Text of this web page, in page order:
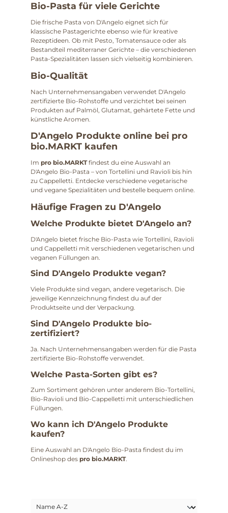
Bio-Pasta für viele Gerichte
Die frische Pasta von D'Angelo eignet sich für
klassische Pastagerichte ebenso wie für kreative
Rezeptideen. Ob mit Pesto, Tomatensauce oder als
Bestandteil mediterraner Gerichte – die verschiedenen
Pasta-Spezialitäten lassen sich vielseitig kombinieren.
Bio-Qualität
Nach Unternehmensangaben verwendet D'Angelo
zertifizierte Bio-Rohstoffe und verzichtet bei seinen
Produkten auf Palmöl, Glutamat, gehärtete Fette und
künstliche Aromen.
D'Angelo Produkte online bei pro
bio.MARKT kaufen
Im pro bio.MARKTfindest du eine Auswahl an
D'Angelo Bio-Pasta – von Tortellini und Ravioli bis hin
zu Cappelletti. Entdecke verschiedene vegetarische
und vegane Spezialitäten und bestelle bequem online.
Häufige Fragen zu D'Angelo
Welche Produkte bietet D'Angelo an?
D'Angelo bietet frische Bio-Pasta wie Tortellini, Ravioli
und Cappelletti mit verschiedenen vegetarischen und
veganen Füllungen an.
Sind D'Angelo Produkte vegan?
Viele Produkte sind vegan, andere vegetarisch. Die
jeweilige Kennzeichnung findest du auf der
Produktseite und der Verpackung.
Sind D'Angelo Produkte bio-
zertifiziert?
Ja. Nach Unternehmensangaben werden für die Pasta
zertifizierte Bio-Rohstoffe verwendet.
Welche Pasta-Sorten gibt es?
Zum Sortiment gehören unter anderem Bio-Tortellini,
Bio-Ravioli und Bio-Cappelletti mit unterschiedlichen
Füllungen.
Wo kann ich D'Angelo Produkte
kaufen?
Eine Auswahl an D'Angelo Bio-Pasta findest du im
Onlineshop des pro bio.MARKT.